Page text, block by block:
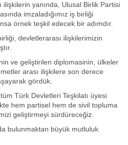
yanında, Ulusal Birlik Partisi
imzaladığımız iş birliği
örnek teşkil edecek bir adımdır.
devletlerarası ilişkilerimizin
ve geliştirilen diplomasinin, ülkeler
arası ilişkilere son derece
gördük.
Türk Devletleri Teşkilatı üyesi
hem partisel hem de sivil topluma
geliştirmeyi sürdüreceğiz.
bulunmaktan büyük mutluluk